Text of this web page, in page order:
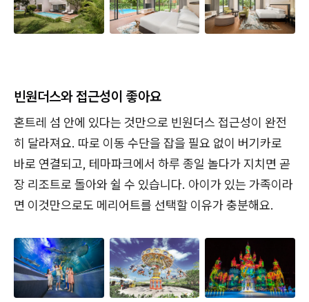
빈원더스와 접근성이 좋아요
혼트레 섬 안에 있다는 것만으로 빈원더스 접근성이 완전
히 달라져요. 따로 이동 수단을 잡을 필요 없이 버기카로
바로 연결되고, 테마파크에서 하루 종일 놀다가 지치면 곧
장 리조트로 돌아와 쉴 수 있습니다. 아이가 있는 가족이라
면 이것만으로도 메리어트를 선택할 이유가 충분해요.